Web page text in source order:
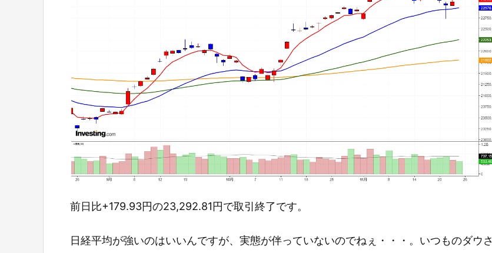
前日比+179.93円の23,292.81円で取引終了です。
日経平均が強いのはいいんですが、実態が伴っていないのでねぇ・・・。いつものダウさ